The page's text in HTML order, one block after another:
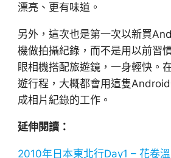
漂亮、更有味道。
另外，這次也是第一次以新買
機做拍攝紀錄，而不是用以前習
眼相機搭配旅遊鏡，一身輕快。
遊行程，大概都會用這隻
成相片紀錄的工作。
延伸閱讀：
2010年日本東北行Day1 – 花卷